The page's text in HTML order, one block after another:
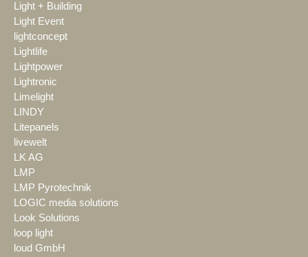
Light + Building
Light Event
lightconcept
Lightlife
Lightpower
Lightronic
Limelight
LINDY
Litepanels
livewelt
LK AG
LMP
LMP Pyrotechnik
LOGIC media solutions
Look Solutions
loop light
loud GmbH